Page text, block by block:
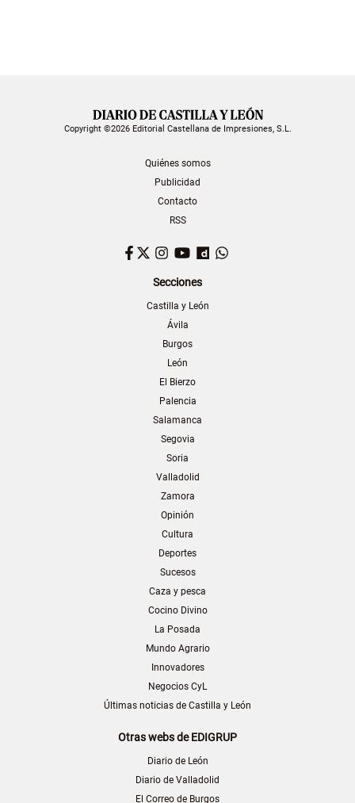
Copyright ©2026 Editorial Castellana de Impresiones, S.L.
Quiénes somos
Publicidad
Contacto
RSS
Facebook
TwitterInstagram
YouTubeDailymotion
Secciones
Castilla y León
Ávila
Burgos
León
El Bierzo
Palencia
Salamanca
Segovia
Soria
Valladolid
Zamora
Opinión
Cultura
Deportes
Sucesos
Caza y pesca
Cocino Divino
La Posada
Mundo Agrario
Innovadores
Negocios CyL
Últimas noticias de Castilla y León
Otras webs de EDIGRUP
Diario de León
Diario de Valladolid
El Correo de Burgos